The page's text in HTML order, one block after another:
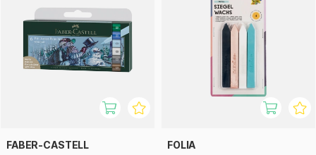
FABER-CASTELL FOLIA